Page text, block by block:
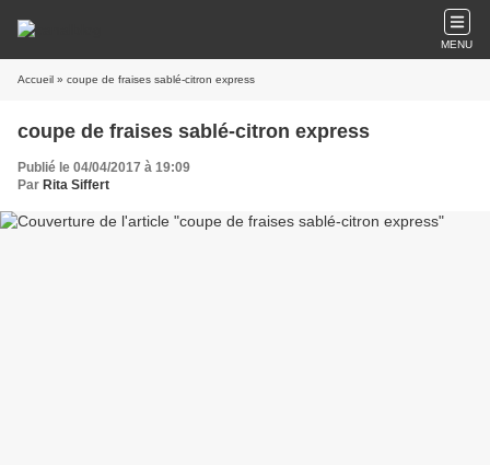
MENU
Accueil » coupe de fraises sablé-citron express
coupe de fraises sablé-citron express
Publié le 04/04/2017 à 19:09
Par Rita Siffert